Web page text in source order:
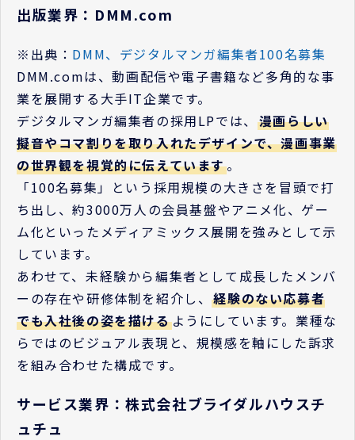
出版業界：DMM.com
※出典： DMM、デジタルマンガ編集者100名募集
DMM.comは、動画配信や電子書籍など多角的な事
業を展開する大手IT企業です。
デジタルマンガ編集者の採用LPでは、 漫画らしい
擬音やコマ割りを取り入れたデザインで、漫画事業
の世界観を視覚的に伝えています。
「100名募集」という採用規模の大きさを冒頭で打
ち出し、約3000万人の会員基盤やアニメ化、ゲー
ム化といったメディアミックス展開を強みとして示
しています。
あわせて、未経験から編集者として成長したメンバ
ーの存在や研修体制を紹介し、経験のない応募者
でも入社後の姿を描けるようにしています。業種な
らではのビジュアル表現と、規模感を軸にした訴求
を組み合わせた構成です。
サービス業界：株式会社ブライダルハウスチ
ュチュ